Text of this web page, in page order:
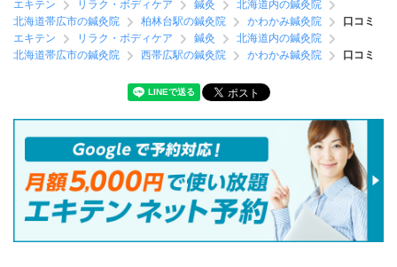
エキテン
リラク・ボディケア 鍼灸
北海道内の鍼灸院
北海道帯広市の鍼灸院
柏林台駅の鍼灸院 かわかみ鍼灸院
口コミ
エキテン
リラク・ボディケア 鍼灸
北海道内の鍼灸院
北海道帯広市の鍼灸院
西帯広駅の鍼灸院 かわかみ鍼灸院 口コミ